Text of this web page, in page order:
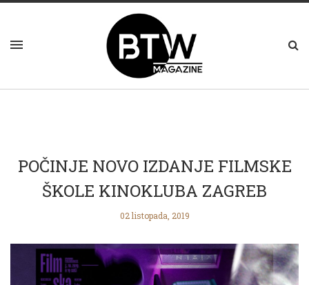
POČINJE NOVO IZDANJE FILMSKE
ŠKOLE KINOKLUBA ZAGREB
02 listopada, 2019